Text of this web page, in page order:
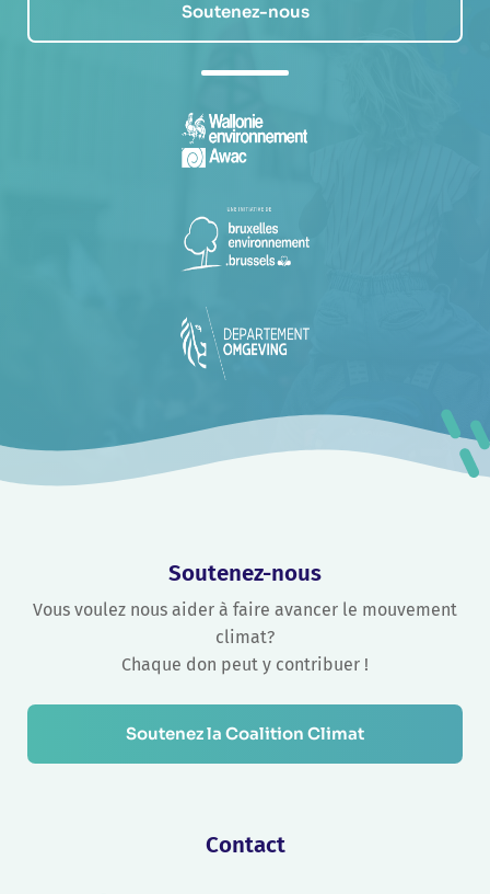
Soutenez-nous
Soutenez-nous
Vous voulez nous aider à faire avancer le mouvement
climat?
Chaque don peut y contribuer !
Soutenez la Coalition Climat
Contact